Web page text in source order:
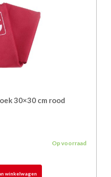
30×30 cm rood
Op voorraad
winkelwagen